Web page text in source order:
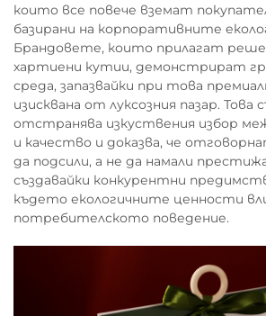
които все повече вземат
базирани на корпоративните
Брандовете, които прилагат
хартиени кутии, демонстрират
среда, запазвайки при това
изисквана от луксозния пазар. Това
отстранява изкуствения избор
и качество и доказва, че
да подсили, а не да намали
създавайки конкурентни
където екологичните ценности
потребителското поведение.